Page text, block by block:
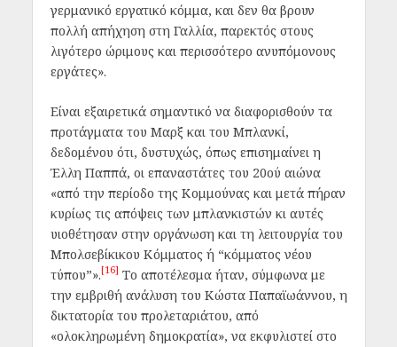
γερμανικό εργατικό κόμμα, και δεν θα βρουν
πολλή απήχηση στη Γαλλία, παρεκτός στους
λιγότερο ώριμους και περισσότερο ανυπόμονους
εργάτες».
Είναι εξαιρετικά σημαντικό να διαφορισθούν τα
προτάγματα του Μαρξ και του Μπλανκί,
δεδομένου ότι, δυστυχώς, όπως επισημαίνει η
Έλλη Παππά, οι επαναστάτες του 20ού αιώνα
«από την περίοδο της Κομμούνας και μετά πήραν
κυρίως τις απόψεις των μπλανκιστών κι αυτές
υιοθέτησαν στην οργάνωση και τη λειτουργία του
Μπολσεβίκικου Κόμματος ή “κόμματος νέου
τύπου”».[16] Το αποτέλεσμα ήταν, σύμφωνα με
την εμβριθή ανάλυση του Κώστα Παπαϊωάννου, η
δικτατορία του προλεταριάτου, από
«ολοκληρωμένη δημοκρατία», να εκφυλιστεί στο